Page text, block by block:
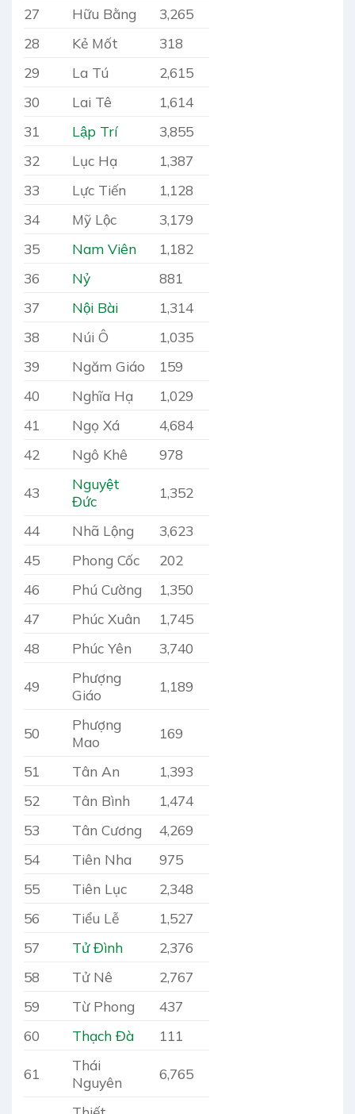
27
Hữu Bằng
3,265
28
Kẻ Mốt
318
29
La Tú
2,615
30
Lai Tê
1,614
31
Lập Trí
3,855
32
Lục Hạ
1,387
33
Lực Tiến
1,128
34
Mỹ Lộc
3,179
35
Nam Viên
1,182
36
Nỷ
881
37
Nội Bài
1,314
38
Núi Ô
1,035
39
Ngăm Giáo
159
40
Nghĩa Hạ
1,029
41
Ngọ Xá
4,684
42
Ngô Khê 978
43
Nguyệt
Đức
1,352
44 Nhã Lộng
3,623
45
Phong Cốc
202
46
Phú Cường
1,350
47
Phúc Xuân
1,745
48
Phúc Yên 3,740
49
Phượng
Giáo
1,189
50
Phượng
Mao
169
51 Tân An
1,393
52
Tân Bình
1,474
53
Tân Cương
4,269
54
Tiên Nha
975
55
Tiên Lục
2,348
56
Tiểu Lễ
1,527
57
Tử Đình
2,376
58
Tử Nê
2,767
59
Từ Phong
437
60
Thạch Đà 111
61
Thái
Nguyên
6,765